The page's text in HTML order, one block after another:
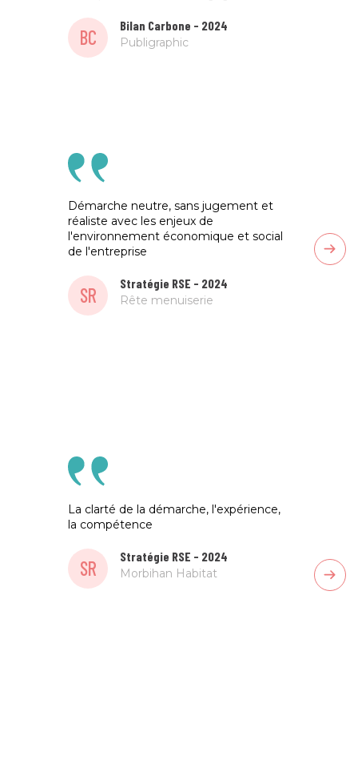
BC
Bilan Carbone - 2024
Publigraphic
Démarche neutre, sans jugement et
réaliste avec les enjeux de
l'environnement économique et social
de l'entreprise
SR
Stratégie RSE - 2024
Rête menuiserie
ont
eu
La clarté de la démarche, l'expérience,
la compétence
SR
Stratégie RSE - 2024
Morbihan Habitat
SR